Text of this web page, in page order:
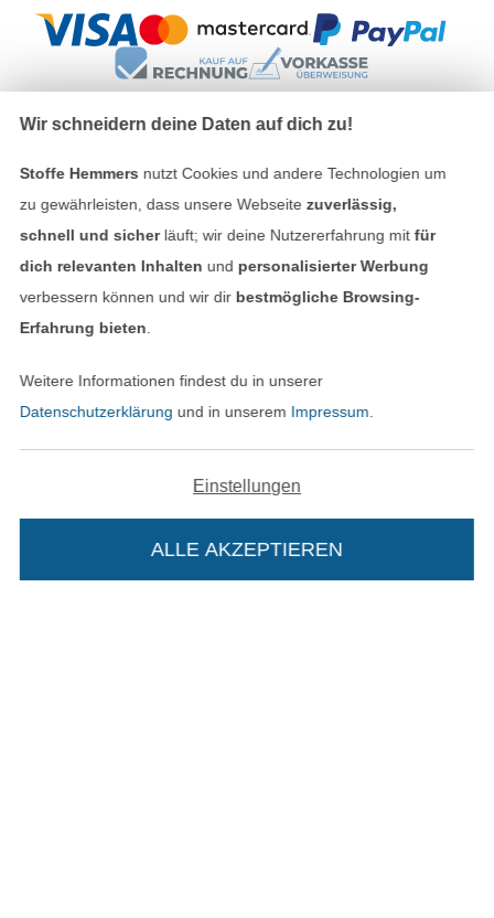
In deinen Warenkorb
Unsere Versandpartner
AGB
Widerrufsrecht
Kontakt
In den deutschen Shop wechseln (aktuell
Wir schneidern deine Daten auf dich zu!
Stoffe Hemmers nutzt Cookies und andere Technologien um
zu gewährleisten, dass unsere Webseite zuverlässig,
schnell und sicherläuft; wir deine Nutzererfahrung mitfür
dich relevanten Inhalten und personalisierter Werbung
verbessern können und wir dir bestmögliche Browsing-
Erfahrung bieten
Weitere Informationen findest du in unserer
Datenschutzerklärung und in unserem Impressum
Einstellungen
ALLE AKZEPTIEREN